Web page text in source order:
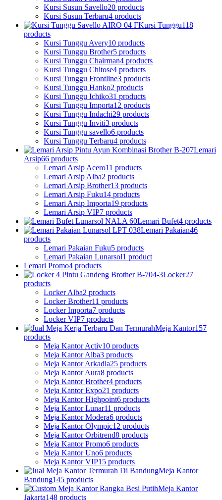
Kursi Susun Savello20 products
Kursi Susun Terbaru4 products
Kursi Tunggu118
products
Kursi Tunggu Avery10 products
Kursi Tunggu Brother5 products
Kursi Tunggu Chairman4 products
Kursi Tunggu Chitose4 products
Kursi Tunggu Frontline3 products
Kursi Tunggu Hanko2 products
Kursi Tunggu Ichiko31 products
Kursi Tunggu Importa12 products
Kursi Tunggu Indachi29 products
Kursi Tunggu Inviti3 products
Kursi Tunggu savello6 products
Kursi Tunggu Terbaru4 products
Lemari
Arsip66 products
Lemari Arsip Acero11 products
Lemari Arsip Alba2 products
Lemari Arsip Brother13 products
Lemari Arsip Fuku14 products
Lemari Arsip Importa19 products
Lemari Arsip VIP7 products
Lemari Bufet4 products
Lemari Pakaian46
products
Lemari Pakaian Fuku5 products
Lemari Pakaian Lunarsol1 product
Lemari Promo4 products
Locker27
products
Locker Alba2 products
Locker Brother11 products
Locker Importa7 products
Locker VIP7 products
Meja Kantor157
products
Meja Kantor Activ10 products
Meja Kantor Alba3 products
Meja Kantor Arkadia25 products
Meja Kantor Aura8 products
Meja Kantor Brother4 products
Meja Kantor Expo21 products
Meja Kantor Highpoint6 products
Meja Kantor Lunar11 products
Meja Kantor Modera6 products
Meja Kantor Olympic12 products
Meja Kantor Orbitrend8 products
Meja Kantor Promo6 products
Meja Kantor Uno6 products
Meja Kantor VIP15 products
Meja Kantor
Bandung145 products
Meja Kantor
Jakarta148 products